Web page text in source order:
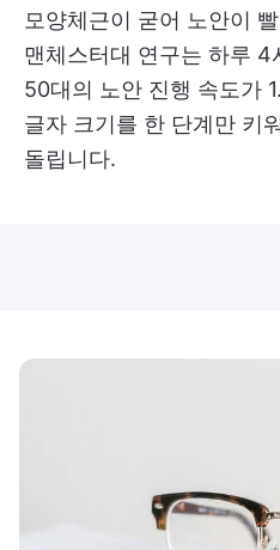
모양체근이 굳어 노안이
맨체스터대 연구는 하루 4
50대의 노안 진행 속도가
글자 크기를 한 단계만 키
돌립니다.